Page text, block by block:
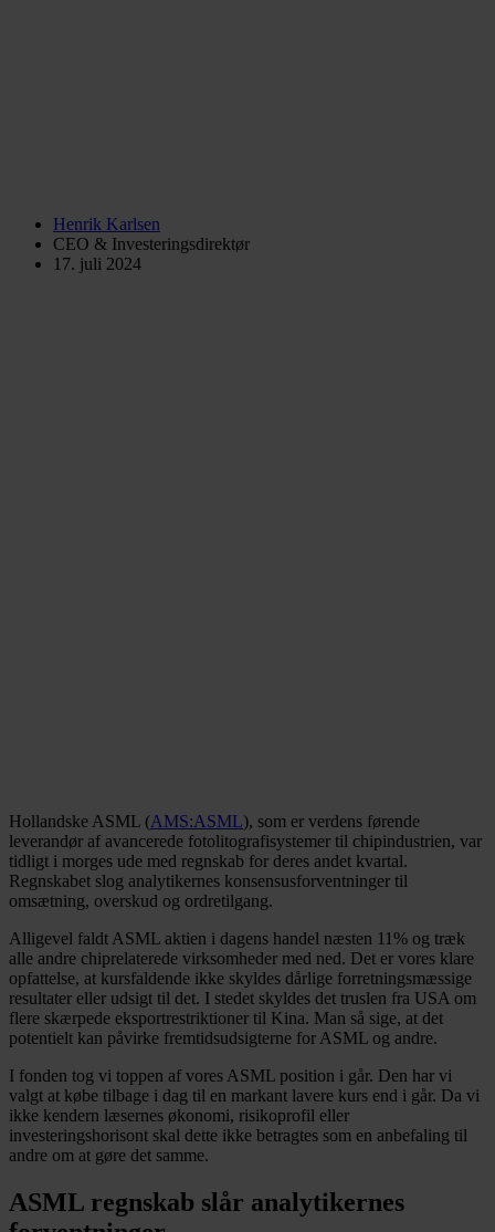
Henrik Karlsen
CEO & Investeringsdirektør
17. juli 2024
Hollandske ASML (AMS:ASML), som er verdens førende
leverandør af avancerede fotolitografisystemer til chipindustrien, var
tidligt i morges ude med regnskab for deres andet kvartal.
Regnskabet slog analytikernes konsensusforventninger til
omsætning, overskud og ordretilgang.
Alligevel faldt ASML aktien i dagens handel næsten 11% og træk
alle andre chiprelaterede virksomheder med ned. Det er vores klare
opfattelse, at kursfaldende ikke skyldes dårlige forretningsmæssige
resultater eller udsigt til det. I stedet skyldes det truslen fra USA om
flere skærpede eksportrestriktioner til Kina. Man så sige, at det
potentielt kan påvirke fremtidsudsigterne for ASML og andre.
I fonden tog vi toppen af vores ASML position i går. Den har vi
valgt at købe tilbage i dag til en markant lavere kurs end i går. Da vi
ikke kendern læsernes økonomi, risikoprofil eller
investeringshorisont skal dette ikke betragtes som en anbefaling til
andre om at gøre det samme.
ASML regnskab slår analytikernes